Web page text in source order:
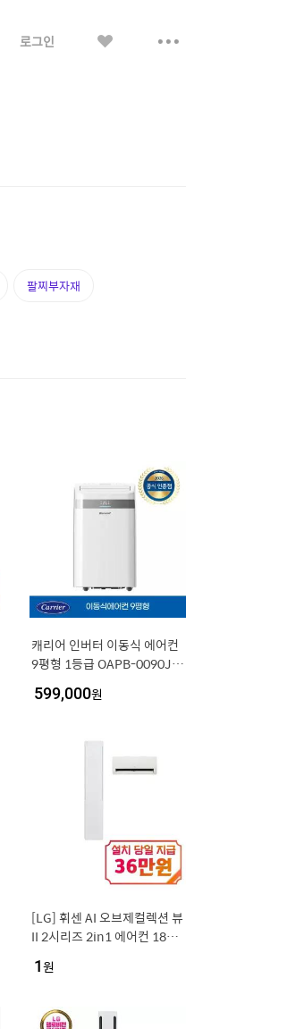
로그인 보
팔찌부자재
캐리어 인버터 이동식 에어컨
9평형 1등급 OAPB-0090JD
599,000원
[LG] 휘센 AI 오브제컬렉션 뷰
II 2시리즈 2in1 에어컨 18평
Q18GU2EA2
1원